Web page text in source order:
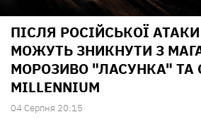
ПІСЛЯ РОСІЙСЬКОЇ
МОЖУТЬ ЗНИКНУТИ З
МОРОЗИВО "ЛАСУНКА"
MILLENNIUM
04 Серпня 20:15